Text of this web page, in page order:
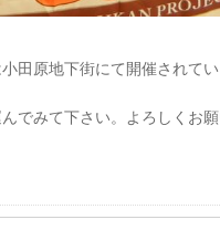
田原地下街にて開催されて
でみて下さい。よろしくお願